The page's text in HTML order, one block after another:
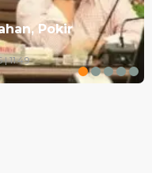
Pokir
11:49